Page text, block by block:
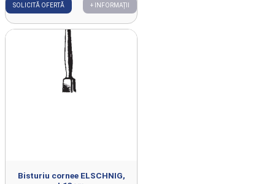
SOLICITĂ OFERTĂ + INFORMAȚII
Bisturiu cornee ELSCHNIG,